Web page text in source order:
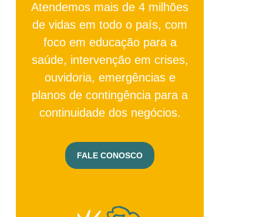
Atendemos mais de 4 milhões
de vidas em todo o país, com
foco em educação para a
saúde, intervenção em crises,
ouvidoria, emergências e
planos de contingência para a
continuidade dos negócios.
FALE CONOSCO